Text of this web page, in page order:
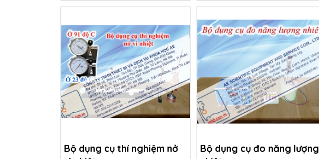
Bộ dụng cụ thí nghiệm nở
Bộ dụng cụ đo năng lượng